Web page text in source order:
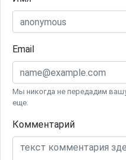
Email
Мы никогда не передадим
еще.
Комментарий